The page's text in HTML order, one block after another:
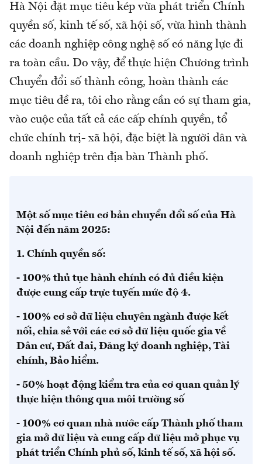
Hà Nội đặt mục tiêu kép vừa phát triển Chính
quyền số, kinh tế số, xã hội số, vừa hình thành
các doanh nghiệp công nghệ số có năng lực đi
ra toàn cầu. Do vậy, để thực hiện Chương trình
Chuyển đổi số thành công, hoàn thành các
mục tiêu đề ra, tôi cho rằng cần có sự tham gia,
vào cuộc của tất cả các cấp chính quyền, tổ
chức chính trị- xã hội, đặc biệt là người dân và
doanh nghiệp trên địa bàn Thành phố.
Một số mục tiêu cơ bản chuyển đổi số của Hà
Nội đến năm 2025:
1. Chính quyền số:
- 100% thủ tục hành chính có đủ điều kiện
được cung cấp trực tuyến mức độ 4.
- 100% cơ sở dữ liệu chuyên ngành được kết
nối, chia sẻ với các cơ sở dữ liệu quốc gia về
Dân cư, Đất đai, Đăng ký doanh nghiệp, Tài
chính, Bảo hiểm.
- 50% hoạt động kiểm tra của cơ quan quản lý
thực hiện thông qua môi trường số
- 100% cơ quan nhà nước cấp Thành phố tham
gia mở dữ liệu và cung cấp dữ liệu mở phục vụ
phát triển Chính phủ số, kinh tế số, xã hội số.